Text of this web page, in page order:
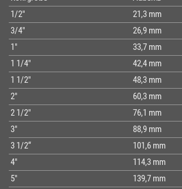
1/2"
21,3 mm
3/4"
26,9 mm
1"
33,7 mm
1 1/4"
42,4 mm
1 1/2"
48,3 mm
2"
60,3 mm
2 1/2"
76,1 mm
3"
88,9 mm
3 1/2“
101,6 mm
4"
114,3 mm
5"
139,7 mm